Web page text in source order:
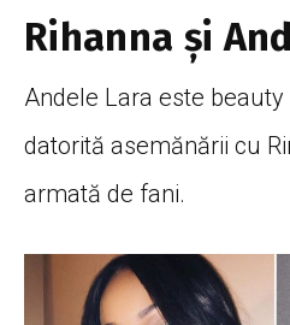
Rihanna și
Andele Lara este
datorită asemănării cu
armată de fani.